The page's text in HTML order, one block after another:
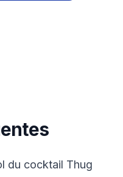
du cocktail Thug